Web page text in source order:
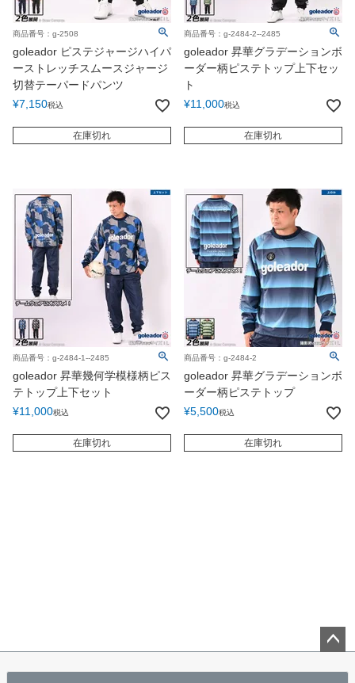
商品番号：g-2508
goleador ピステジャージハイパ
ーストレッチスムースジャージ
切替テーパードパンツ
¥7,150税込
在庫切れ
商品番号：g-2484-2--2485
goleador 昇華グラデーションボ
ーダー柄ピステトップ上下セッ
ト
¥11,000税込
在庫切れ
商品番号：g-2484-1--2485
goleador 昇華幾何学模様柄ピス
テトップ上下セット
¥11,000税込
在庫切れ
商品番号：g-2484-2
goleador 昇華グラデーションボ
ーダー柄ピステトップ
¥5,500税込
在庫切れ